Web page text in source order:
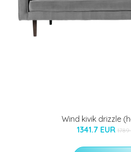
Wind kivik drizzle
1341.7 EUR 1789